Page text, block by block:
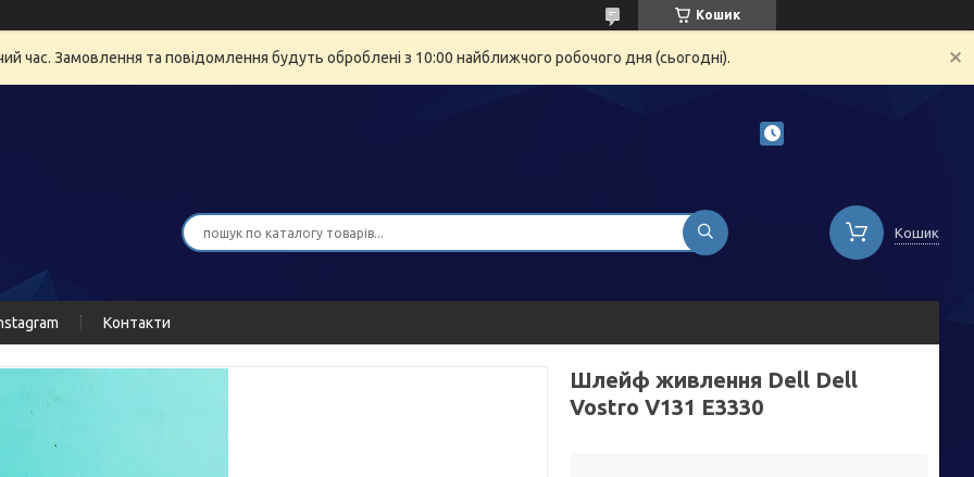
Кошик
час. Замовлення та повідомлення будуть оброблені з 10:00 найближчого робочого дня (сьогодні).
Кошик
Контакти
Шлейф живлення Dell Dell
Vostro V131 E3330